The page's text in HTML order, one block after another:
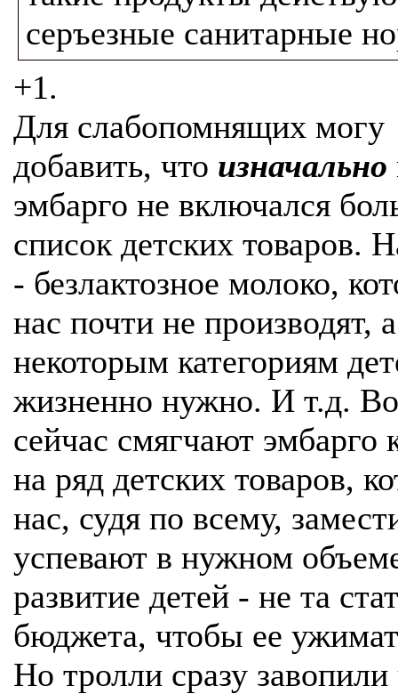
серъезные санитарные
+1.
Для слабопомнящих могу
добавить, что изначально
эмбарго не включался
список детских товаров.
- безлактозное молоко,
нас почти не производят, а
некоторым категориям
жизненно нужно. И т.д.
сейчас смягчают эмбарго
на ряд детских товаров,
нас, судя по всему,
успевают в нужном
развитие детей - не та
бюджета, чтобы ее
Но тролли сразу завопили